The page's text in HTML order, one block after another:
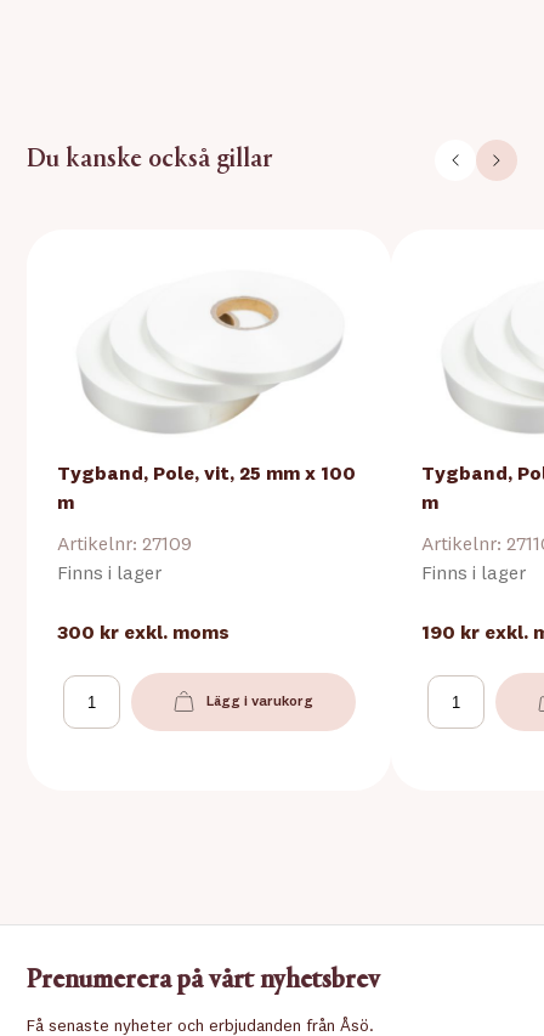
Du kanske också gillar
Tygband, Pole, vit, 25 mm x 100
m
Artikelnr: 27109
Finns i lager
300 kr exkl. moms
Lägg i varukorg
Tygband,
m
Artikelnr:
Finns i lager
190 kr exkl.
Prenumerera på vårt nyhetsbrev
Få senaste nyheter och erbjudanden från Åsö.